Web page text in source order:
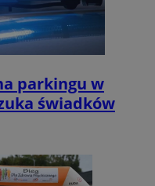
parkingu w
świadków